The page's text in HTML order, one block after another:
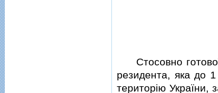
Стосовно готової
резидента, яка до
територiю України,